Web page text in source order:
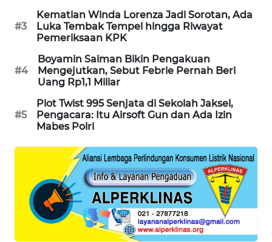
#3
Kematian Winda Lorenza Jadi Sorotan, Ada
Luka Tembak Tempel hingga Riwayat
Pemeriksaan KPK
#4
Boyamin Saiman Bikin Pengakuan
Mengejutkan, Sebut Febrie Pernah Beri
Uang Rp1,1 Miliar
#5
Plot Twist 995 Senjata di Sekolah Jaksel,
Pengacara: Itu Airsoft Gun dan Ada Izin
Mabes Polri
MASYARAKAT
WALINKI
MAWAKA
NET
PLN
WATCH